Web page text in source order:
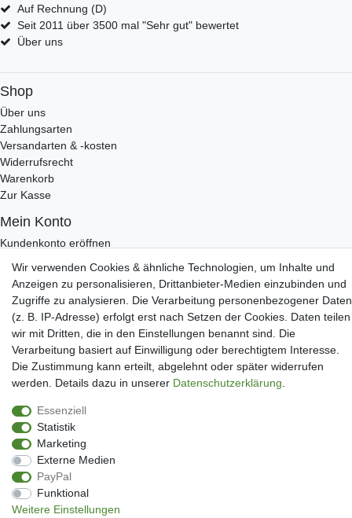
Auf Rechnung (D)
Seit 2011 über 3500 mal "Sehr gut" bewertet
Über uns
Shop
Über uns
Zahlungsarten
Versandarten & -kosten
Widerrufsrecht
Warenkorb
Zur Kasse
Mein Konto
Kundenkonto eröffnen
Service
Kontakt
Datenschutzerklärung
AGB
Impressum
Facebook
Newsletter An & Abmeldung
Impressum
Wir verwenden Cookies & ähnliche Technologien, um Inhalte und
Anzeigen zu personalisieren, Drittanbieter-Medien einzubinden und
Zugriffe zu analysieren. Die Verarbeitung personenbezogener Daten
(z. B. IP-Adresse) erfolgt erst nach Setzen der Cookies. Daten teilen
wir mit Dritten, die in den Einstellungen benannt sind. Die
Verarbeitung basiert auf Einwilligung oder berechtigtem Interesse.
Die Zustimmung kann erteilt, abgelehnt oder später widerrufen
werden. Details dazu in unserer Daten­schutz­erklärung
Essenziell
Statistik
Marketing
Externe Medien
PayPal
Funktional
Weitere Einstellungen